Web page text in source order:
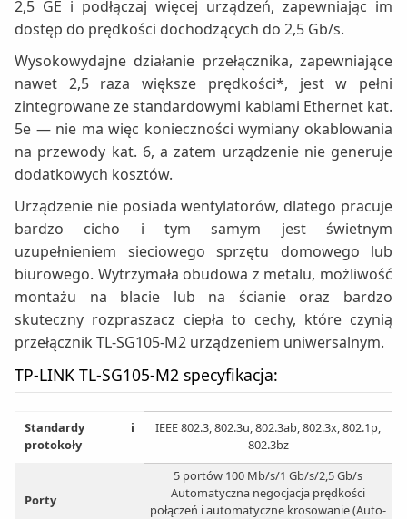
2,5 GE i podłączaj więcej urządzeń, zapewniając im
dostęp do prędkości dochodzących do 2,5 Gb/s.
Wysokowydajne działanie przełącznika, zapewniające
nawet 2,5 raza większe prędkości*, jest w pełni
zintegrowane ze standardowymi kablami Ethernet kat.
5e — nie ma więc konieczności wymiany okablowania
na przewody kat. 6, a zatem urządzenie nie generuje
dodatkowych kosztów.
Urządzenie nie posiada wentylatorów, dlatego pracuje
bardzo cicho i tym samym jest świetnym
uzupełnieniem sieciowego sprzętu domowego lub
biurowego. Wytrzymała obudowa z metalu, możliwość
montażu na blacie lub na ścianie oraz bardzo
skuteczny rozpraszacz ciepła to cechy, które czynią
przełącznik TL-SG105-M2 urządzeniem uniwersalnym.
TP-LINK TL-SG105-M2 specyfikacja:
Standardy i
protokoły
IEEE 802.3, 802.3u, 802.3ab, 802.3x, 802.1p,
802.3bz
Porty
5 portów 100 Mb/s/1 Gb/s/2,5 Gb/s
Automatyczna negocjacja prędkości
połączeń i automatyczne krosowanie (Auto-